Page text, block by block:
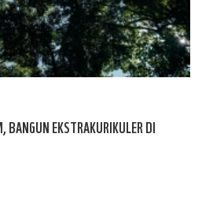
BANGUN EKSTRAKURIKULER DI